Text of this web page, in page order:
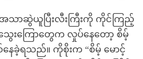
ာဆွဲယူပြီးလီးကြီးကို ကိုင်ကြည့်
သွေးကြောတွေက လှုပ်နေတော့ စိမ့်
ေခဲ့ရသည်။ ကိုစိုးက “စိမ့် မောင့်